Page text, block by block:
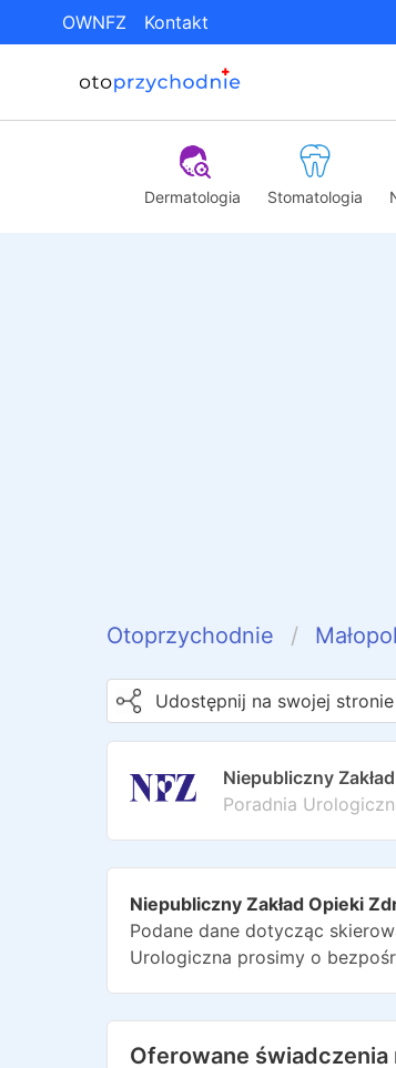
OWNFZ Kontakt
Dermatologia Stomatologia
Otoprzychodnie
Udostępnij na swojej stronie
Niepubliczny
Poradnia
Niepubliczny Zakład Opieki
Podane dane dotycząc
Urologiczna prosimy o
Oferowane